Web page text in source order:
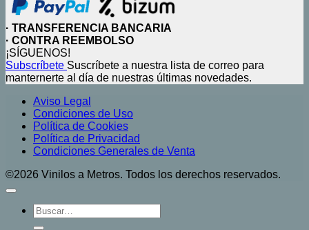
· TRANSFERENCIA BANCARIA
· CONTRA REEMBOLSO
¡SÍGUENOS!
Subscríbete Suscríbete a nuestra lista de correo para
manternerte al día de nuestras últimas novedades.
Aviso Legal
Condiciones de Uso
Política de Cookies
Política de Privacidad
Condiciones Generales de Venta
©2026 Vinilos a Metros. Todos los derechos reservados.
Buscar
por: